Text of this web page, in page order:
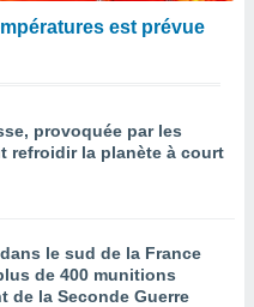
est prévue
provoquée par les
refroidir la planète à court
le sud de la France
de 400 munitions
de la Seconde Guerre